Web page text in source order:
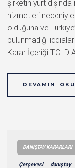
şirketin yurt
hizmetleri
olduğuna ve
bulunmadığı
Karar İçeriği T.C. D
DEVAMINI OKU
DANIŞTAY KARARLARI
Çerçevesi danıştay